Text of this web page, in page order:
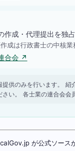
作成・代理提出を独
成は行政書士の中核業
合会 ↗
供のみを行います。 紹
い。 各士業の連合会会
が公式ソース